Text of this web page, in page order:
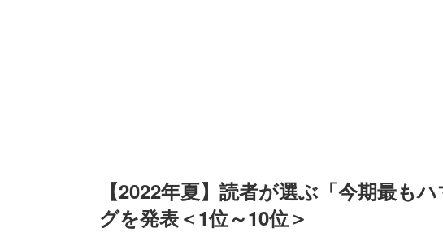
【2022年夏】読者が選ぶ「今期最も
グを発表＜1位～10位＞